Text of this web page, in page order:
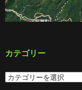
カテゴリー
カ
テ